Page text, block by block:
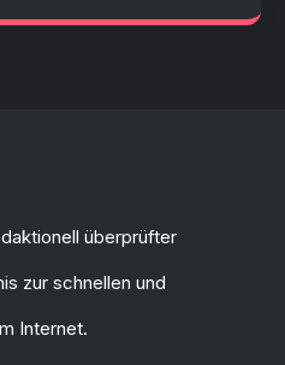
überprüfter
zur schnellen und
Internet.